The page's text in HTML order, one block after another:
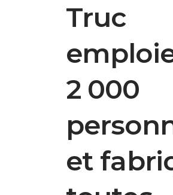
Truc
2 000
et